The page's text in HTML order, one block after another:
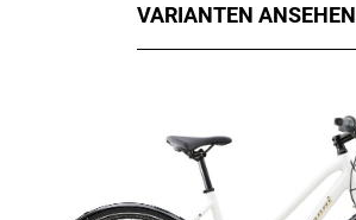
VARIANTEN ANSEHEN